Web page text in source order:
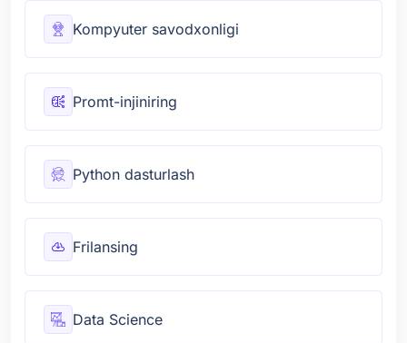
Kompyuter savodxonligi
Promt-injiniring
Python dasturlash
Frilansing
Data Science